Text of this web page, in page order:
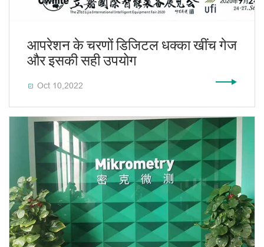
आपरेशन के चरणों डिजिटल धक्का खींच गेज
और इसकी सही उपयोग
 Oct 10,2022